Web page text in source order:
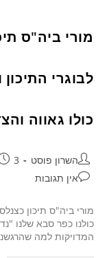
מורי ביה"ס
לבוגרי
כולו גאווה
השרון פוסט 3 בדצמבר 2023
אין תגובות
מורי ביה"ס תיכון
כולנו כפר סבא שלנו
המדויקות למה